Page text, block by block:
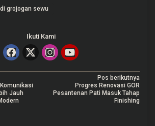
grojogan sewu
Ikuti Kami
Jauh
Pos berikutnya
Progres Renovasi GOR
Pesantenan Pati Masuk Tahap
Finishing